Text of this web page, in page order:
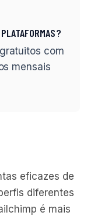
com
mensais
eficazes de
diferentes
é mais